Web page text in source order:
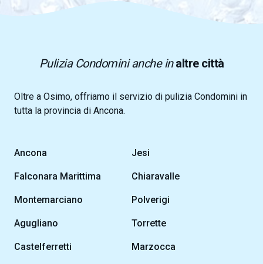
Pulizia Condomini anche inaltre città
Oltre a Osimo, offriamo il servizio di pulizia Condomini in
tutta la provincia di Ancona.
Ancona Jesi
Falconara Marittima Chiaravalle
Montemarciano Polverigi
Agugliano Torrette
Castelferretti Marzocca